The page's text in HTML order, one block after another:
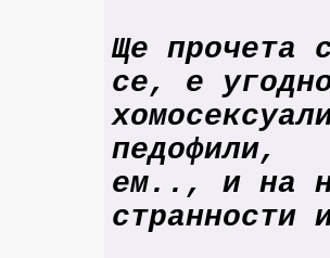
Ще прочета
се, е
педофили,
ем.., и на
странности